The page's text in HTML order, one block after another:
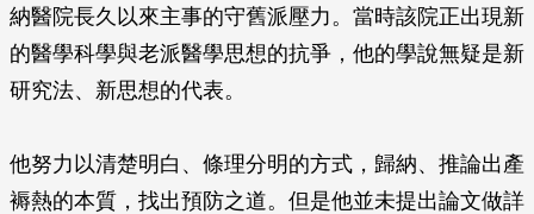
納醫院長久以來主事的守舊派壓力。當時該院正出現新
的醫學科學與老派醫學思想的抗爭，他的學說無疑是新
研究法、新思想的代表。
他努力以清楚明白、條理分明的方式，歸納、推論出產
褥熱的本質，找出預防之道。但是他並未提出論文做詳